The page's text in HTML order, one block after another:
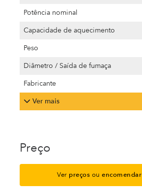
Potência nominal
Capacidade de aquecimento
Peso
Diâmetro / Saída de fumaça
Fabricante
Ver mais
Preço
Ver preços ouencomendar